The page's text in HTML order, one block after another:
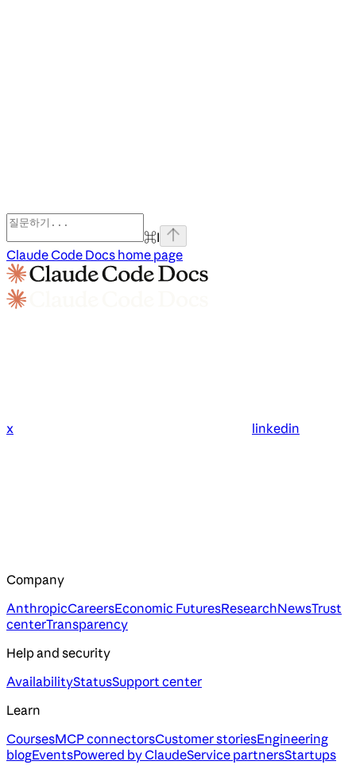
⌘I
Claude Code Docs home page
x linkedin
Company
AnthropicCareersEconomic FuturesResearchNewsTrust
centerTransparency
Help and security
AvailabilityStatusSupport center
Learn
CoursesMCP connectorsCustomer storiesEngineering
blogEventsPowered by ClaudeService partnersStartups